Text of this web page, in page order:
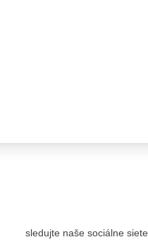
sledujte naše sociálne siete